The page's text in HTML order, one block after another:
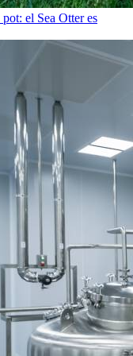
el Sea Otter es